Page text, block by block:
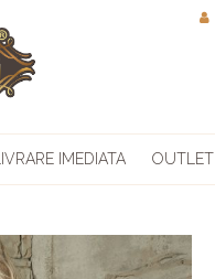
LIVRARE IMEDIATA OUTLET